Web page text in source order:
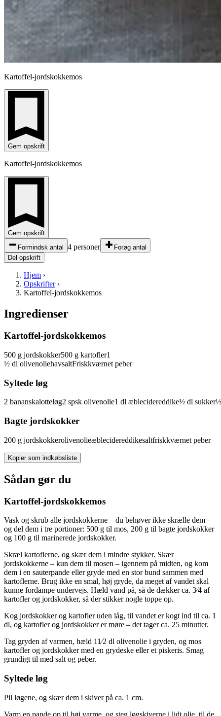
Kartoffel-jordskokkemos
Gem opskrift
Kartoffel-jordskokkemos
Gem opskrift
Formindsk antal
4 personer
Forøg antal
Del opskrift
Hjem ›
Opskrifter›
Kartoffel-jordskokkemos
Ingredienser
Kartoffel-jordskokkemos
500 g jordskokker500 g kartofler1
½ dl olivenoliehavsaltFriskkværnet peber
Syltede løg
2 bananskalotteløg2 spsk olivenolie1 dl æblecidereddike½ dl sukker½
Bagte jordskokker
200 g jordskokkerolivenolieæblecidereddikesaltfriskkværnet peber
Kopier som indkøbsliste
Sådan gør du
Kartoffel-jordskokkemos
Vask og skrub alle jordskokkerne – du behøver ikke skrælle dem –
og del dem i tre portioner: 500 g til mos, 200 g til bagte jordskokker
og 100 g til marinerede jordskokker.
Skræl kartoflerne, og skær dem i mindre stykker. Skær
jordskokkerne – kun dem til mosen – igennem på midten, og kom
dem i en sauterpande eller gryde med en stor bund sammen med
kartoflerne. Brug ikke en smal, høj gryde, da meget af vandet skal
kunne fordampe undervejs. Hæld vand på, så de dækker ca. 3⁄4 af
kartofler og jordskokker, så der stikker nogle toppe op.
Kog jordskokker og kartofler uden låg, til vandet er kogt ind til ca. 1
dl, og kartofler og jordskokker er møre – det tager ca. 25 minutter.
Tag gryden af varmen, hæld 11⁄2 dl olivenolie i gryden, og mos
kartofler og jordskokker med en grydeske eller et piskeris. Smag
grundigt til med salt og peber.
Syltede løg
Pil løgene, og skær dem i skiver på ca. 1 cm.
Varm en pande op til høj varme, og steg løgskiverne i lidt olie, til de